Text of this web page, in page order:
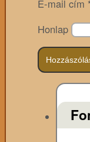
E-mail cím
Honlap